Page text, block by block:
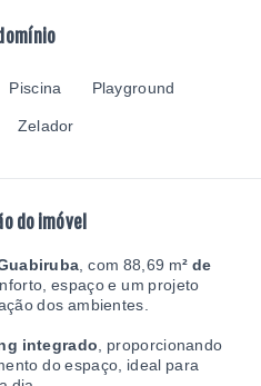
Piscina Playground
Zelador
do imóvel
, com 88,69 m² de
espaço e um projeto
dos ambientes.
integrado , proporcionando
do espaço, ideal para